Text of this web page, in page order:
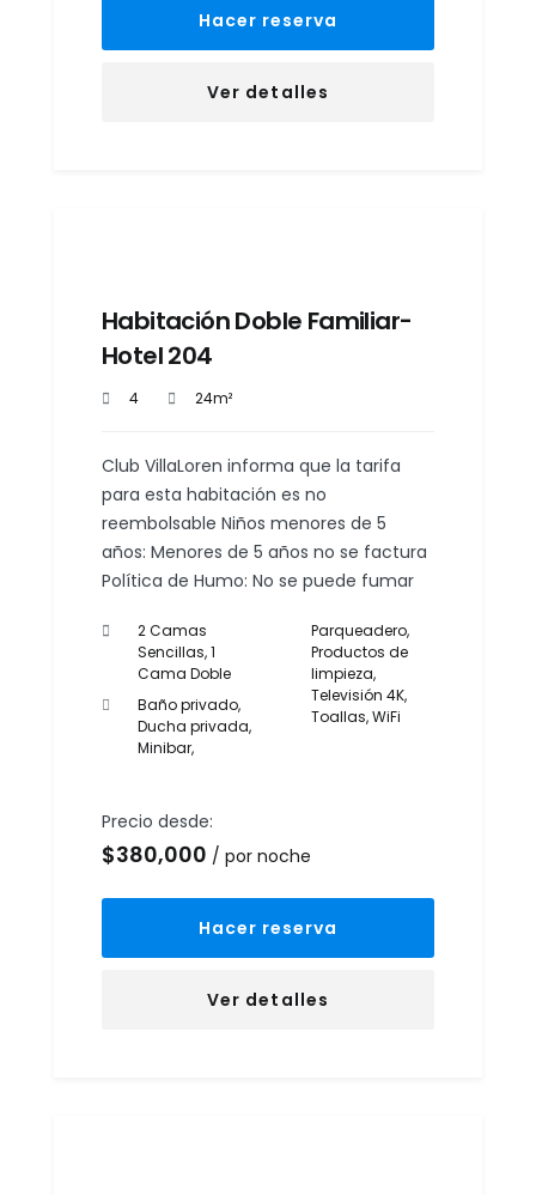
Hacer reserva
Ver detalles
Habitación Doble Familiar-
Hotel 204
4 24m²
Club VillaLoren informa que la tarifa
para esta habitación es no
reembolsable Niños menores de 5
años: Menores de 5 años no se factura
Política de Humo: No se puede fumar
2 Camas
Sencillas, 1
Cama Doble
Baño privado,
Ducha privada,
Minibar,
Parqueadero,
Productos de
limpieza,
Televisión 4K,
Toallas,WiFi
Precio desde:
$380,000 por noche
Hacer reserva
Ver detalles